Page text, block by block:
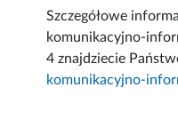
Szczegółowe
komunikacyjno-
4 znajdziecie
komunikacyjno-